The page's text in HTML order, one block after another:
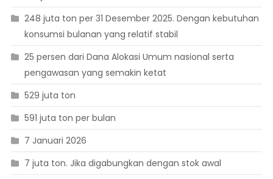
248 juta ton per 31 Desember 2025. Dengan kebutuhan
konsumsi bulanan yang relatif stabil
25 persen dari Dana Alokasi Umum nasional serta
pengawasan yang semakin ketat
529 juta ton
591 juta ton per bulan
7 Januari 2026
7 juta ton. Jika digabungkan dengan stok awal